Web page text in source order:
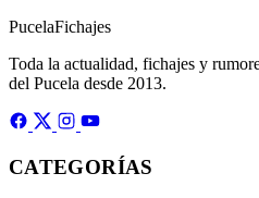
PucelaFichajes
Toda la actualidad, fichajes y
del Pucela desde 2013.
CATEGORÍAS